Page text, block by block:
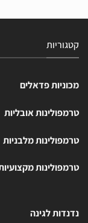
קטגוריות
מכוניות פדאלים
טרמפולינות אובליות
טרמפולינות מלבניות
טרמפולינות מקצועיות
נדנדות לגינה